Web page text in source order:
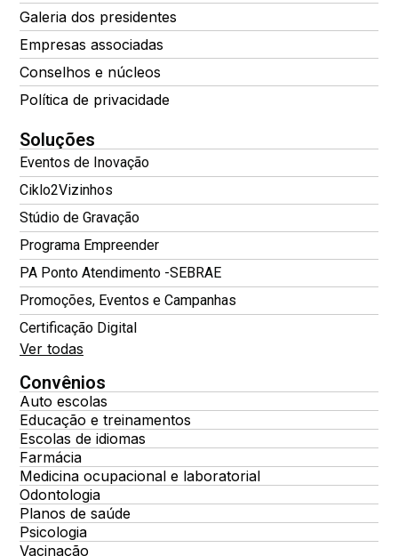
Galeria dos presidentes
Empresas associadas
Conselhos e núcleos
Política de privacidade
Soluções
Eventos de Inovação
Ciklo2Vizinhos
Stúdio de Gravação
Programa Empreender
PA Ponto Atendimento -SEBRAE
Promoções, Eventos e Campanhas
Certificação Digital
Ver todas
Convênios
Auto escolas
Educação e treinamentos
Escolas de idiomas
Farmácia
Medicina ocupacional e laboratorial
Odontologia
Planos de saúde
Psicologia
Vacinação